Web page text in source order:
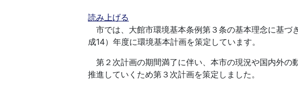
読み上げる
市では、大館市環境基本条例第３条の基本理念に基づ
成14）年度に環境基本計画を策定しています。
第２次計画の期間満了に伴い、本市の現況や国内外の
推進していくため第３次計画を策定しました。